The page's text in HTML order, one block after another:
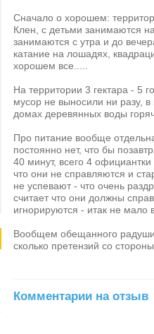
Сначало о хорошем:
Клен, с детьми занимаются
занимаются с утра и до
катание на лошадях,
хорошем все.....
На территории 3 гектара - 5
мусор не выносили ни разу,
домах деревянных воды
Про питание вообще
постоянно нет, что бы
40 минут, всего 4
что они не справляются и
не успевают - что очень
считает что они должны
игнорируются - итак не мало
Вообщем обещанного
сколько претензий со
Комментарии на отзыв